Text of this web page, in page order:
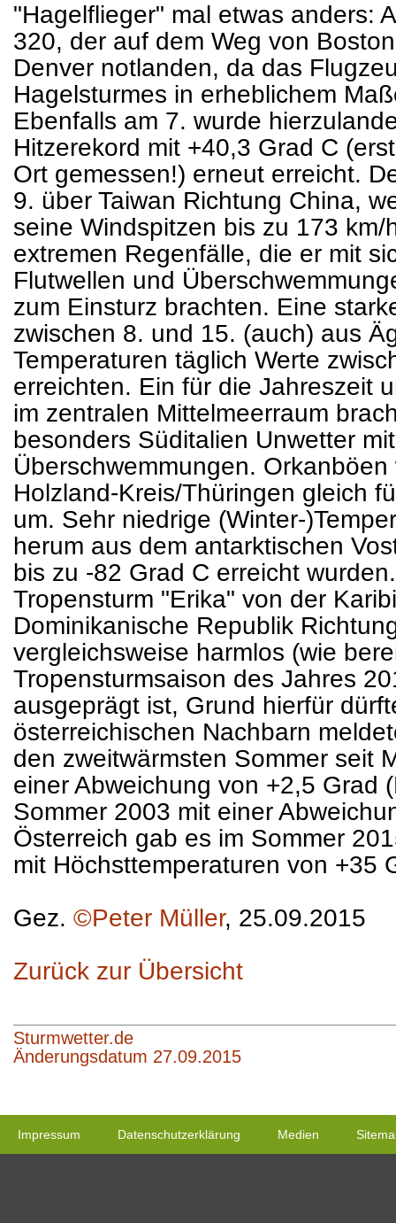
"Hagelflieger" mal etwas anders:
320, der auf dem Weg von
Denver notlanden, da das
Hagelsturmes in erheblichem
Ebenfalls am 7. wurde
Hitzerekord mit +40,3 Grad C
Ort gemessen!) erneut erreicht.
9. über Taiwan Richtung China,
seine Windspitzen bis zu 173
extremen Regenfälle, die er mit
Flutwellen und
zum Einsturz brachten. Eine
zwischen 8. und 15. (auch) aus
Temperaturen täglich Werte
erreichten. Ein für die Jahreszeit
im zentralen Mittelmeerraum
besonders Süditalien Unwetter
Überschwemmungen.
Holzland-Kreis/Thüringen gleich
um. Sehr niedrige (Winter-
herum aus dem antarktischen
bis zu -82 Grad C erreicht
Tropensturm "Erika" von der
Dominikanische Republik
vergleichsweise harmlos (wie
Tropensturmsaison des Jahres
ausgeprägt ist, Grund hierfür
österreichischen Nachbarn
den zweitwärmsten Sommer seit
einer Abweichung von +2,5 Grad
Sommer 2003 mit einer
Österreich gab es im Sommer
mit Höchsttemperaturen von +35
Gez. ©Peter Müller, 25.09.2015
Zurück zur Übersicht
Sturmwetter.de
Änderungsdatum 27.09.2015
Impressum Datenschutzerklärung Medien